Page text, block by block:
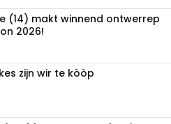
(14) makt winnend ontwerrep
2026!
zijn wir te kòòp